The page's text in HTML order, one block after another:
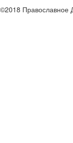
©2018 Православное